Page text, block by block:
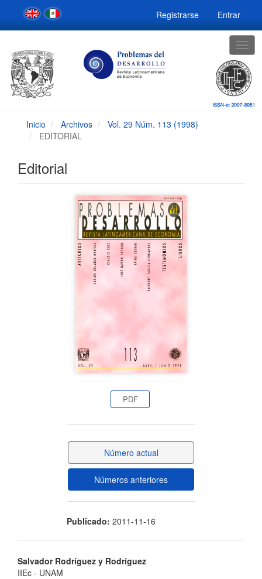
Navegación
principal
Contenido
Barra
lateral
Registrarse Entrar
Inicio Archivos
Vol. 29 Núm. 113 (1998)
EDITORIAL
Editorial
PDF
Número actual
Números anteriores
Publicado: 2011-11-16
Contenido
Salvador Rodríguez y Rodríguez
IIEc - UNAM